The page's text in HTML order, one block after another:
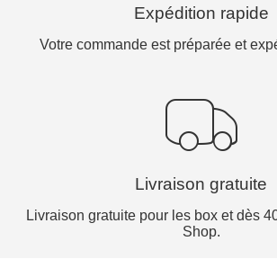
Expédition rapide
Votre commande est préparée et
Livraison gratuite
Livraison gratuite pour les box et dès
Shop.